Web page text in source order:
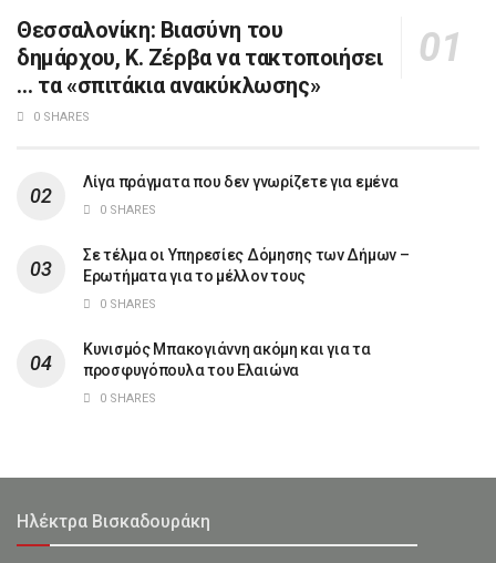
Θεσσαλονίκη: Βιασύνη του
δημάρχου, Κ. Ζέρβα να τακτοποιήσει
… τα «σπιτάκια ανακύκλωσης»
0 SHARES
Λίγα πράγματα που δεν γνωρίζετε για εμένα
0 SHARES
Σε τέλμα οι Υπηρεσίες Δόμησης των Δήμων –
Ερωτήματα για το μέλλον τους
0 SHARES
Κυνισμός Μπακογιάννη ακόμη και για τα
προσφυγόπουλα του Ελαιώνα
0 SHARES
Ηλέκτρα Βισκαδουράκη